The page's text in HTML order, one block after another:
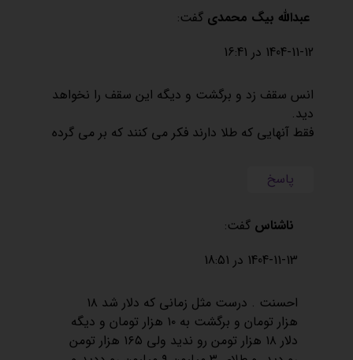
عبدالله بیگ محمدی گفت:
1404-11-12 در 16:41
انس سقف زد و برگشت و دیگه این سقف را نخواهد
دید.
فقط آنهایی که طلا دارند فکر می کنند ‌که بر می گرده
پاسخ
ناشناس گفت:
1404-11-13 در 18:51
احسنت . درست مثل زمانی که دلار شد ۱۸
هزار تومان و برگشت به ۱۰ هزار تومان و دیگه
دلار ۱۸ هزار تومن رو ندید ولی ۱۶۵ هزار تومن